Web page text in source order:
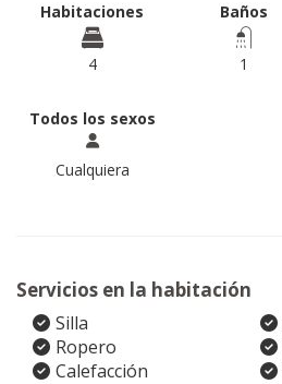
Habitaciones
4
Baños
1
Todos los sexos
Cualquiera
Servicios en la habitación
Silla
Ropero
Calefacción